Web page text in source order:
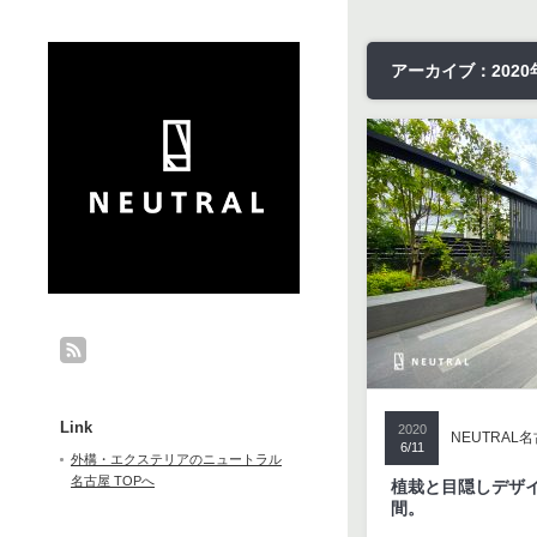
Link
外構・エクステリアのニュートラル
名古屋 TOPへ
アーカイブ：2020
2020
6/11
NEUTRAL
植栽と目隠しデザ
間。